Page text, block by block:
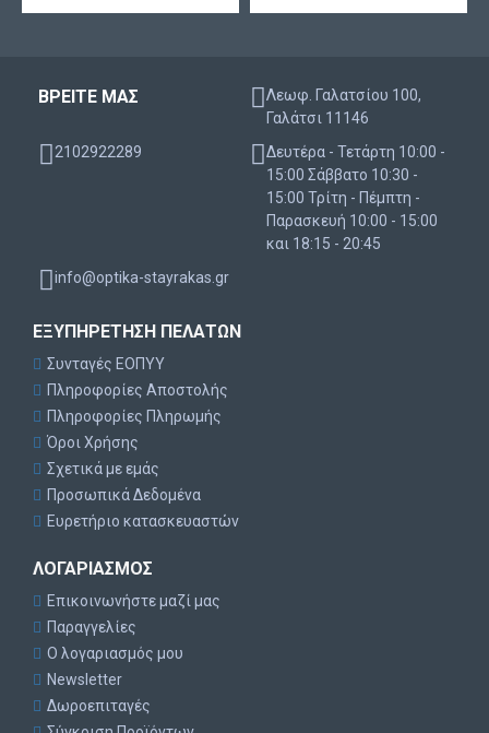
ΒΡΕΙΤΕ ΜΑΣ
Λεωφ. Γαλατσίου 100,
Γαλάτσι 11146
2102922289
Δευτέρα - Τετάρτη 10:00 -
15:00 Σάββατο 10:30 -
15:00 Τρίτη - Πέμπτη -
Παρασκευή 10:00 - 15:00
και 18:15 - 20:45
info@optika-stayrakas.gr
ΕΞΥΠΗΡΈΤΗΣΗ ΠΕΛΑΤΏΝ
Συνταγές ΕΟΠΥΥ
Πληροφορίες Αποστολής
Πληροφορίες Πληρωμής
Όροι Χρήσης
Σχετικά με εμάς
Προσωπικά Δεδομένα
Ευρετήριο κατασκευαστών
ΛΟΓΑΡΙΑΣΜΌΣ
Επικοινωνήστε μαζί μας
Παραγγελίες
Ο λογαριασμός μου
Newsletter
Δωροεπιταγές